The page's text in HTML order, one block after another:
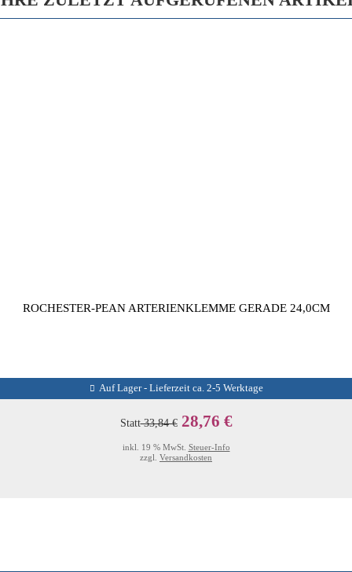
ROCHESTER-PEAN ARTERIENKLEMME GERADE 24,0CM
Auf Lager - Lieferzeit ca. 2-5 Werktage
Statt33,84 € 28,76 €
inkl. 19 % MwSt. Steuer-Info
zzgl. Versandkosten